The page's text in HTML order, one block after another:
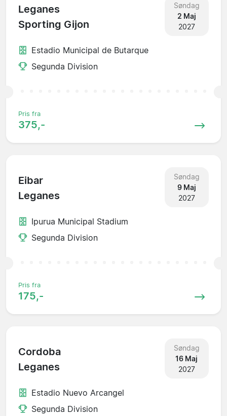
Leganes
Sporting Gijon
Søndag
2 Maj
2027
Estadio Municipal de Butarque
Segunda Division
Pris fra
375,-
Eibar
Leganes
Søndag
9 Maj
2027
Ipurua Municipal Stadium
Segunda Division
Pris fra
175,-
Cordoba
Leganes
Søndag
16 Maj
2027
Estadio Nuevo Arcangel
Segunda Division